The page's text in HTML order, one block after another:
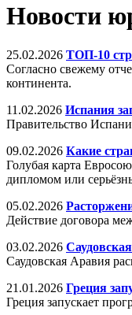
Новости
25.02.2026 ТОП-10
Согласно свежему
континента.
11.02.2026 Испания
Правительство
09.02.2026 Какие
Голубая карта
дипломом или
05.02.2026
Действие договора
03.02.2026
Саудовская Аравия
21.01.2026 Греция
Греция запускает